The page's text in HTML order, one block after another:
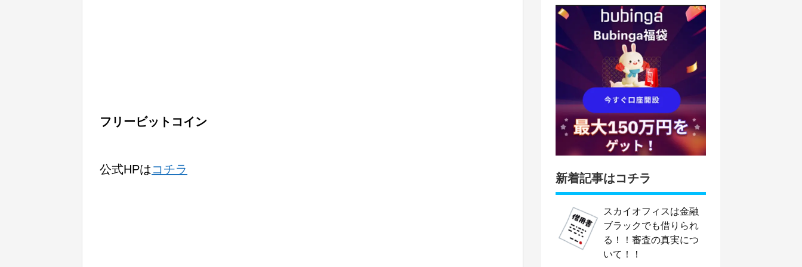
フリービットコイン
公式HPは コチラ
新着記事はコチラ
スカイオフィスは金融
ブラックでも借りられ
る！！審査の真実につ
いて！！